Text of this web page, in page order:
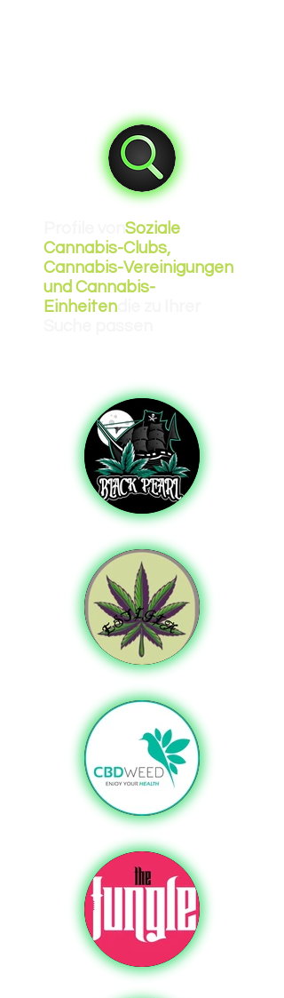
Soziale
Cannabis-Clubs,
Cannabis-Vereinigungen
und Cannabis-
Einheiten